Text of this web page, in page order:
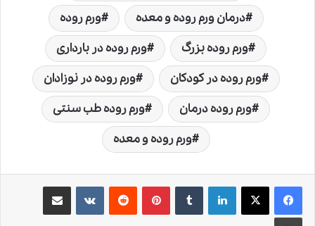
درمان ورم روده و معده
ورم روده
ورم روده بزرگ
ورم روده در بارداری
ورم روده در کودکان
ورم روده در نوزادان
ورم روده درمان
ورم روده طب سنتی
ورم روده و معده
لینکدین ‫تامبلر ‫پین‌ترست‫رددیت ‫VKontakteاشتراک گذاری از طریق ایمیل
چاپ